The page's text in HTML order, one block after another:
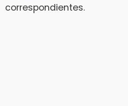
correspondientes.